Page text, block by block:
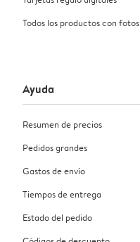
Todos los productos con fotos
Ayuda
Resumen de precios
Pedidos grandes
Gastos de envío
Tiempos de entrega
Estado del pedido